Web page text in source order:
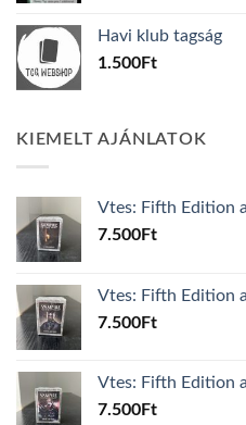
600Ft.100Ft.
Havi klub tagság
1.500Ft
KIEMELT AJÁNLATOK
Vtes: Fifth Edition
7.500Ft
Vtes: Fifth Edition
7.500Ft
Vtes: Fifth Edition
7.500Ft